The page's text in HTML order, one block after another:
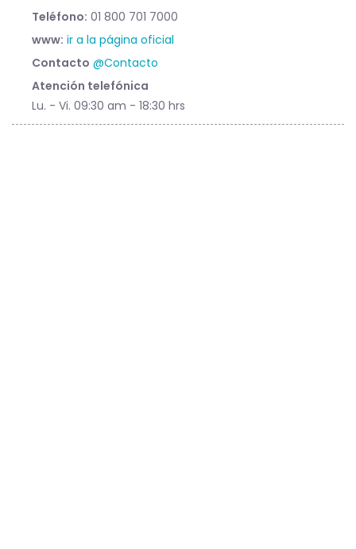
Teléfono: 01 800 701 7000
www: ir a la página oficial
Contacto @Contacto
Atención telefónica
Lu. - Vi. 09:30 am - 18:30 hrs